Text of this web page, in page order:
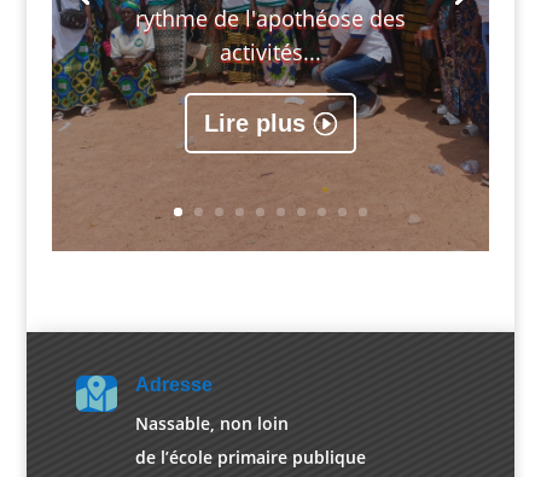
rythme de l'apothéose des
activités...
Lire plus
 Adresse
Nassable, non loin
de l’école primaire publique